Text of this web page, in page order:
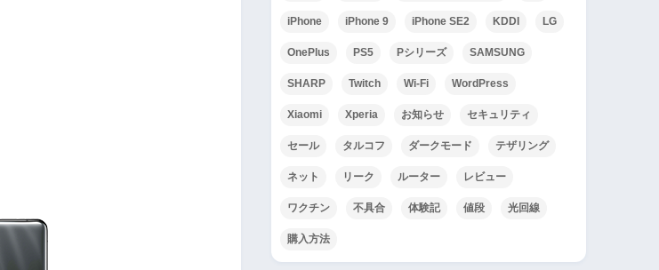
iPhone iPhone 9 iPhone SE2 KDDI LG
OnePlus PS5 Pシリーズ SAMSUNG
SHARP Twitch Wi-Fi WordPress
Xiaomi Xperia お知らせ セキュリティ
セール タルコフ ダークモード テザリング
ネット リーク ルーター レビュー
ワクチン 不具合 体験記 値段 光回線
購入方法